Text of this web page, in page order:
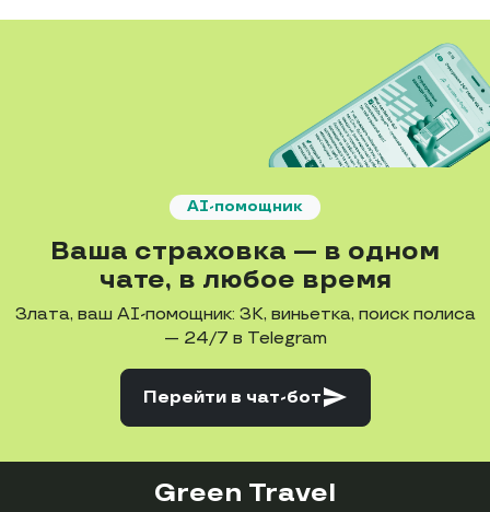
AI-помощник
Ваша страховка — в одном
чате, в любое время
Злата, ваш AI-помощник: ЗК, виньетка, поиск полиса
— 24/7 в Telegram
Перейти в чат-ботsend
Green Travel